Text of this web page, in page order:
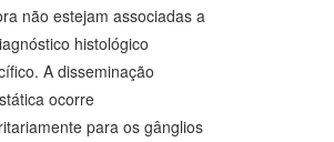
não estejam associadas a
histológico
A disseminação
ocorre
para os gânglios